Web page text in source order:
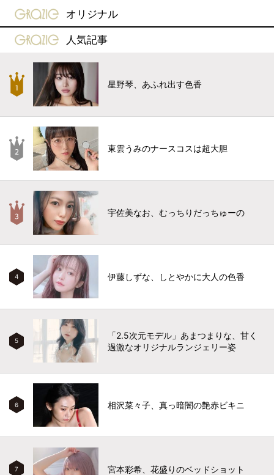
gravure-grazie
オリジナル
gravure-grazie
人気記事
星野琴、あふれ出す色香
東雲うみのナースコスは超大胆
宇佐美なお、むっちりだっちゅーの
4 伊藤しずな、しとやかに大人の色香
5
「2.5次元モデル」あまつまりな、甘く
過激なオリジナルランジェリー姿
6 相沢菜々子、真っ暗闇の艶赤ビキニ
7 宮本彩希、花盛りのベッドショット